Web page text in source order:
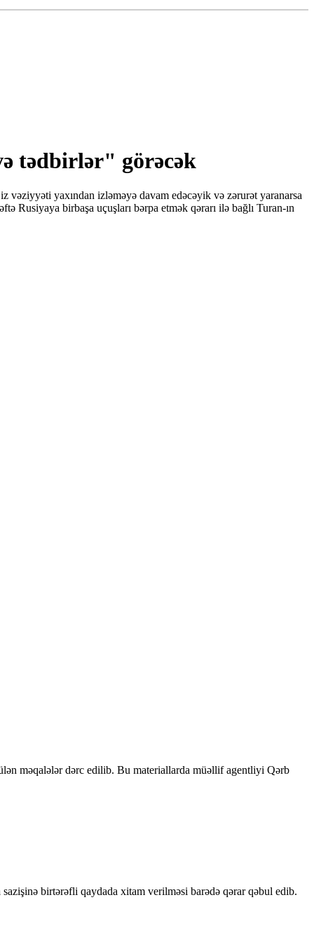
tədbirlər" görəcək
vəziyyəti yaxından izləməyə davam edəcəyik və zərurət yaranarsa
Rusiyaya birbaşa uçuşları bərpa etmək qərarı ilə bağlı Turan-ın
məqalələr dərc edilib. Bu materiallarda müəllif agentliyi Qərb
birtərəfli qaydada xitam verilməsi barədə qərar qəbul edib.